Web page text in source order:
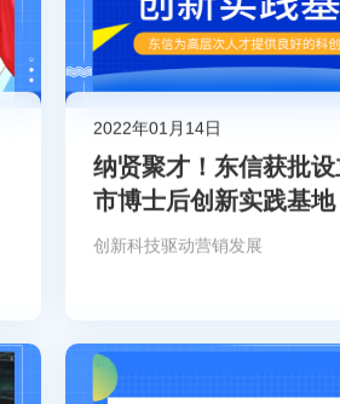
2022年01月14日
纳贤聚才！东信获批设
市博士后创新实践基地
创新科技驱动营销发展